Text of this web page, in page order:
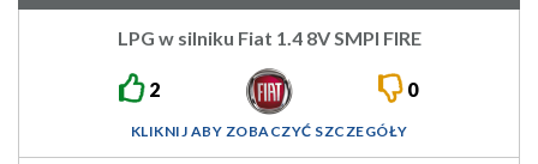
LPG w silniku Fiat 1.4 8V SMPI FIRE
2 0
KLIKNIJ ABY ZOBACZYĆ SZCZEGÓŁY